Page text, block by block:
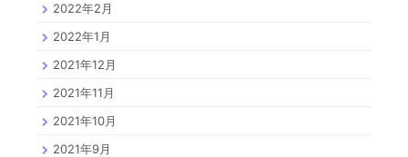
2022年2月
2022年1月
2021年12月
2021年11月
2021年10月
2021年9月